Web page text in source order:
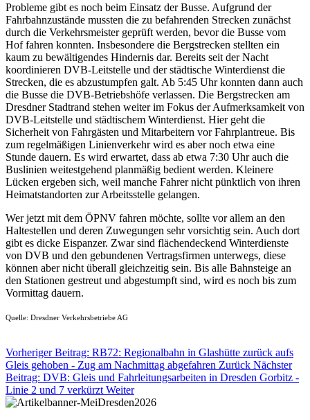
Probleme gibt es noch beim Einsatz der Busse. Aufgrund der
Fahrbahnzustände mussten die zu befahrenden Strecken zunächst
durch die Verkehrsmeister geprüft werden, bevor die Busse vom
Hof fahren konnten. Insbesondere die Bergstrecken stellten ein
kaum zu bewältigendes Hindernis dar. Bereits seit der Nacht
koordinieren DVB-Leitstelle und der städtische Winterdienst die
Strecken, die es abzustumpfen galt. Ab 5:45 Uhr konnten dann auch
die Busse die DVB-Betriebshöfe verlassen. Die Bergstrecken am
Dresdner Stadtrand stehen weiter im Fokus der Aufmerksamkeit von
DVB-Leitstelle und städtischem Winterdienst. Hier geht die
Sicherheit von Fahrgästen und Mitarbeitern vor Fahrplantreue. Bis
zum regelmäßigen Linienverkehr wird es aber noch etwa eine
Stunde dauern. Es wird erwartet, dass ab etwa 7:30 Uhr auch die
Buslinien weitestgehend planmäßig bedient werden. Kleinere
Lücken ergeben sich, weil manche Fahrer nicht pünktlich von ihren
Heimatstandorten zur Arbeitsstelle gelangen.
Wer jetzt mit dem ÖPNV fahren möchte, sollte vor allem an den
Haltestellen und deren Zuwegungen sehr vorsichtig sein. Auch dort
gibt es dicke Eispanzer. Zwar sind flächendeckend Winterdienste
von DVB und den gebundenen Vertragsfirmen unterwegs, diese
können aber nicht überall gleichzeitig sein. Bis alle Bahnsteige an
den Stationen gestreut und abgestumpft sind, wird es noch bis zum
Vormittag dauern.
Quelle: Dresdner Verkehrsbetriebe AG
Vorheriger Beitrag: RB72: Regionalbahn in Glashütte zurück aufs
Gleis gehoben - Zug am Nachmittag abgefahren Zurück Nächster
Beitrag: DVB: Gleis und Fahrleitungsarbeiten in Dresden Gorbitz -
Linie 2 und 7 verkürzt Weiter